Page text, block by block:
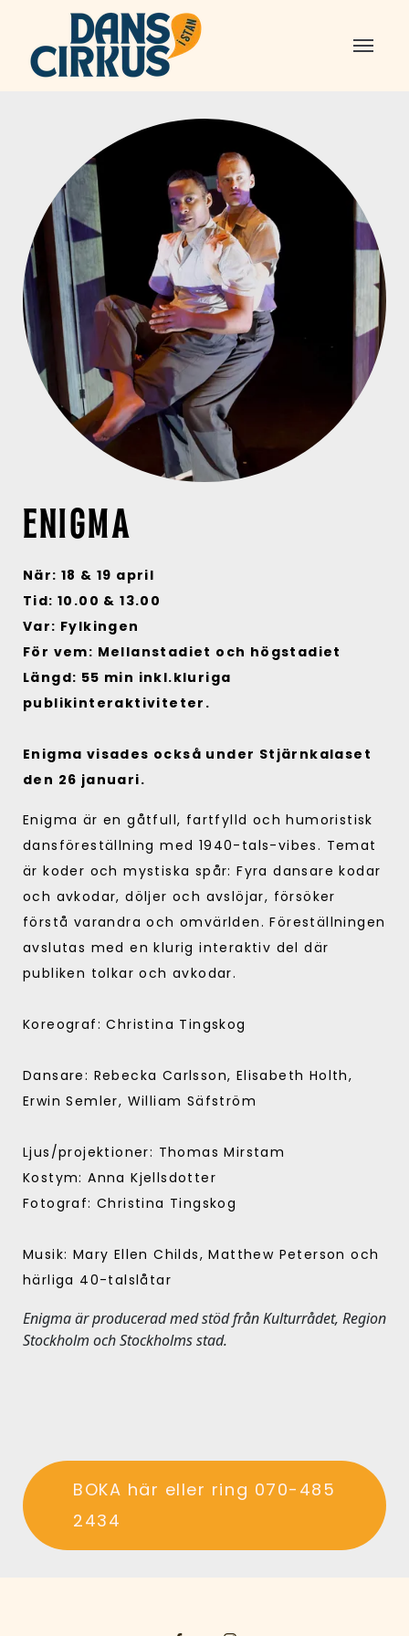
ENIGMA
När: 18 & 19 april
Tid: 10.00 & 13.00
Var: Fylkingen
För vem: Mellanstadiet och högstadiet
Längd: 55 min inkl.kluriga
publikinteraktiviteter.
Enigma visades också under Stjärnkalaset
den 26 januari.
Enigma är en gåtfull, fartfylld och humoristisk
dansföreställning med 1940-tals-vibes. Temat
är koder och mystiska spår: Fyra dansare kodar
och avkodar, döljer och avslöjar, försöker
förstå varandra och omvärlden. Föreställningen
avslutas med en klurig interaktiv del där
publiken tolkar och avkodar.
Koreograf: Christina Tingskog
Dansare: Rebecka Carlsson, Elisabeth Holth,
Erwin Semler, William Säfström
Ljus/projektioner: Thomas Mirstam
Kostym: Anna Kjellsdotter
Fotograf: Christina Tingskog
Musik: Mary Ellen Childs, Matthew Peterson och
härliga 40-talslåtar
Enigma är producerad med stöd från Kulturrådet, Region
Stockholm och Stockholms stad.
BOKA här eller ring 070-485
2434